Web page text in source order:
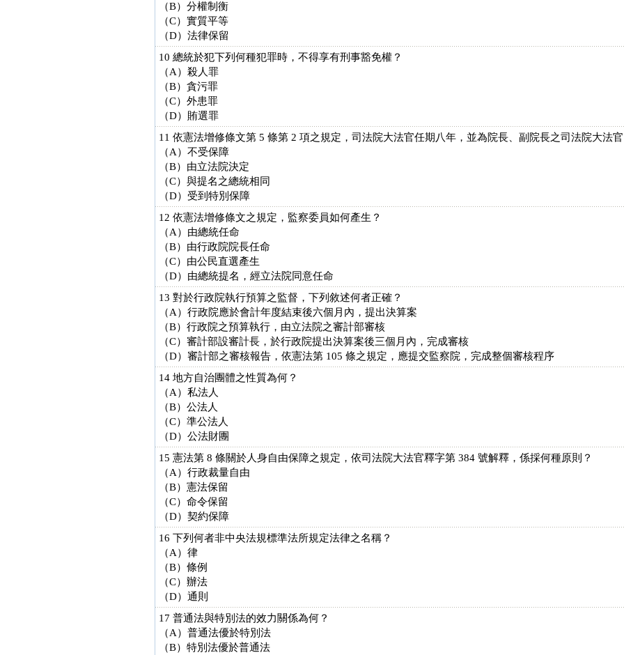
（B）分權制衡
（C）實質平等
（D）法律保留
10 總統於犯下列何種犯罪時，不得享有刑事豁免權？
（A）殺人罪
（B）貪污罪
（C）外患罪
（D）賄選罪
11 依憲法增修條文第 5 條第 2 項之規定，司法院大法官任期八年，並為院長、副院長之司法院大法
（A）不受保障
（B）由立法院決定
（C）與提名之總統相同
（D）受到特別保障
12 依憲法增修條文之規定，監察委員如何產生？
（A）由總統任命
（B）由行政院院長任命
（C）由公民直選產生
（D）由總統提名，經立法院同意任命
13 對於行政院執行預算之監督，下列敘述何者正確？
（A）行政院應於會計年度結束後六個月內，提出決算案
（B）行政院之預算執行，由立法院之審計部審核
（C）審計部設審計長，於行政院提出決算案後三個月內，完成審核
（D）審計部之審核報告，依憲法第 105 條之規定，應提交監察院，完成整個審核程序
14 地方自治團體之性質為何？
（A）私法人
（B）公法人
（C）準公法人
（D）公法財團
15 憲法第 8 條關於人身自由保障之規定，依司法院大法官釋字第 384 號解釋，係採何種原則？
（A）行政裁量自由
（B）憲法保留
（C）命令保留
（D）契約保障
16 下列何者非中央法規標準法所規定法律之名稱？
（A）律
（B）條例
（C）辦法
（D）通則
17 普通法與特別法的效力關係為何？
（A）普通法優於特別法
（B）特別法優於普通法